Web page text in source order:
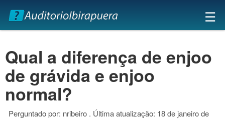
×
☰
Qual a diferença de enjoo
de grávida e enjoo
normal?
Perguntado por: nribeiro . Última atualização: 18 de janeiro de